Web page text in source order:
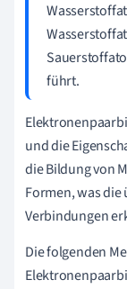
führt.
und die
die Bildung von
Formen, was
Verbindungen
Die folgenden